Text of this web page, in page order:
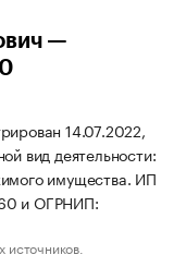
—
14.07.2022,
вид деятельности:
имущества. ИП
и ОГРНИП:
источников.